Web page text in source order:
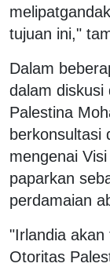
tujuan ini,"
Dalam
dalam diskusi
Palestina
berkonsultasi
mengenai
paparkan
perdamaian
"Irlandia akan
Otoritas